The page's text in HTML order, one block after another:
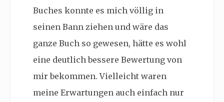
Buches konnte es mich völlig in
seinen Bann ziehen und wäre das
ganze Buch so gewesen, hätte es wohl
eine deutlich bessere Bewertung von
mir bekommen. Vielleicht waren
meine Erwartungen auch einfach nur